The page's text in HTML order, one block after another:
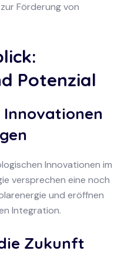
Förderung von
Potenzial
Innovationen
Innovationen im
versprechen eine noch
und eröffnen
Integration.
Zukunft